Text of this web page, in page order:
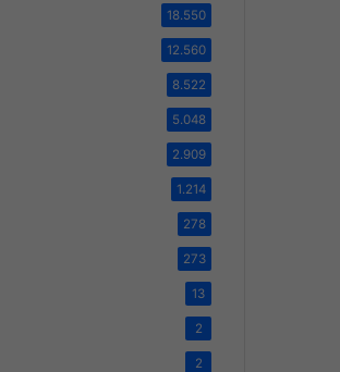
18.550
12.560
8.522
5.048
2.909
1.214
278
273
13
2
2